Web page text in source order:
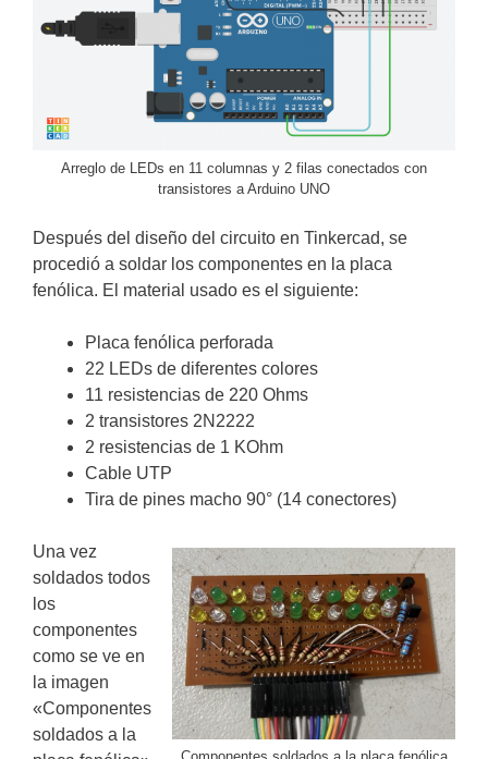
Arreglo de LEDs en 11 columnas y 2 filas conectados con
transistores a Arduino UNO
Después del diseño del circuito en Tinkercad, se
procedió a soldar los componentes en la placa
fenólica. El material usado es el siguiente:
Placa fenólica perforada
22 LEDs de diferentes colores
11 resistencias de 220 Ohms
2 transistores 2N2222
2 resistencias de 1 KOhm
Cable UTP
Tira de pines macho 90° (14 conectores)
Una vez
soldados todos
los
componentes
como se ve en
la imagen
«Componentes
soldados a la